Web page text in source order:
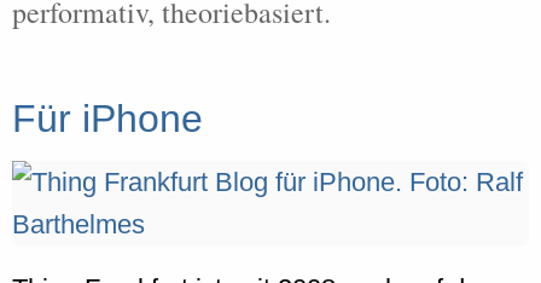
performativ, theoriebasiert.
Für iPhone